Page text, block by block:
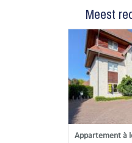
Meest
Appartement à